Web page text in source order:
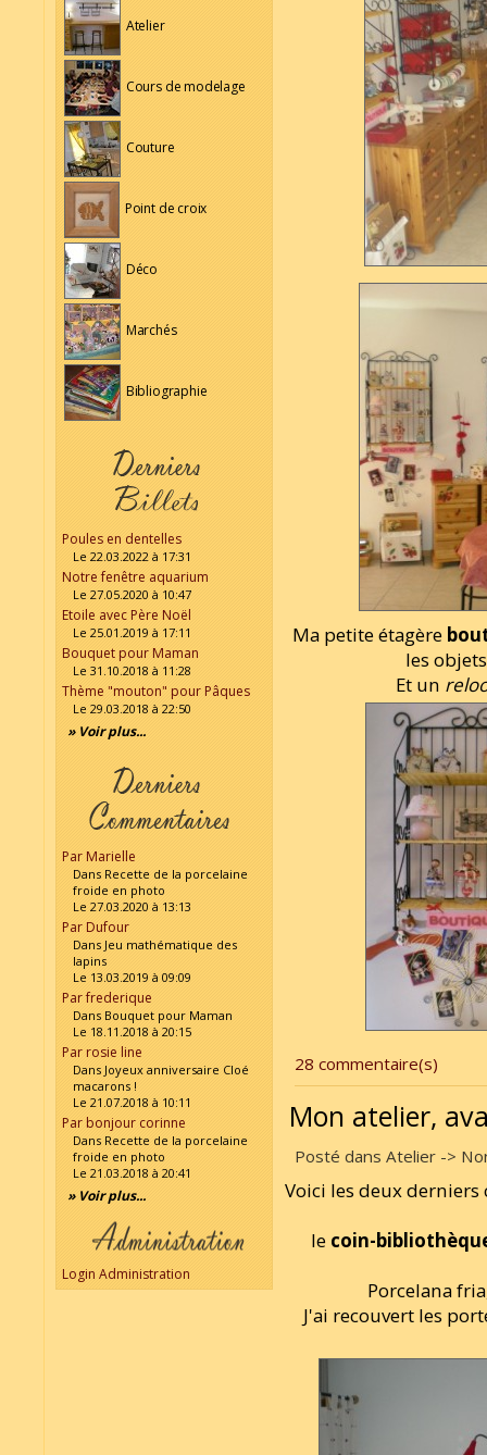
Atelier
Cours de modelage
Couture
Point de croix
Déco
Marchés
Bibliographie
Poules en dentelles
Le 22.03.2022 à 17:31
Notre fenêtre aquarium
Le 27.05.2020 à 10:47
Etoile avec Père Noël
Le 25.01.2019 à 17:11
Bouquet pour Maman
Le 31.10.2018 à 11:28
Thème "mouton" pour Pâques
Le 29.03.2018 à 22:50
» Voir plus...
Par Marielle
Dans Recette de la porcelaine
froide en photo
Le 27.03.2020 à 13:13
Par Dufour
Dans Jeu mathématique des
lapins
Le 13.03.2019 à 09:09
Par frederique
Dans Bouquet pour Maman
Le 18.11.2018 à 20:15
Par rosie line
Dans Joyeux anniversaire Cloé
macarons !
Le 21.07.2018 à 10:11
Par bonjour corinne
Dans Recette de la porcelaine
froide en photo
Le 21.03.2018 à 20:41
» Voir plus...
Login Administration
Ma petite étagère
les
Et un
28 commentaire(s)
Mon atelier,
Posté dans Atelier ->
Voici les deux derniers
le coin-
Porcelana
J'ai recouvert les